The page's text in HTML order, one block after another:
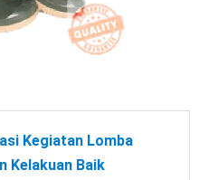
Kegiatan Lomba
Kelakuan Baik